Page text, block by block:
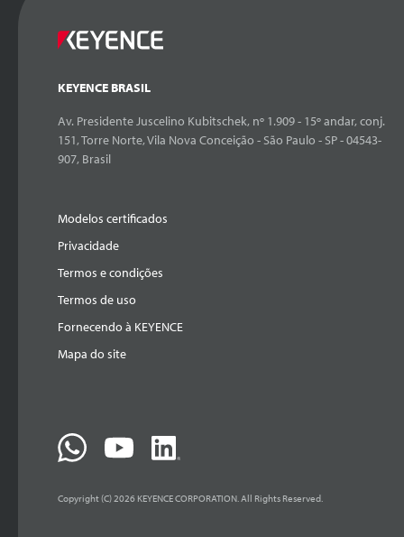
KEYENCE BRASIL
Av. Presidente Juscelino Kubitschek, nº 1.909 - 15º andar, conj.
151, Torre Norte, Vila Nova Conceição - São Paulo - SP - 04543-
907, Brasil
Modelos certificados
Privacidade
Termos e condições
Termos de uso
Fornecendo à KEYENCE
Mapa do site
Copyright (C) 2026 KEYENCE CORPORATION. All Rights Reserved.